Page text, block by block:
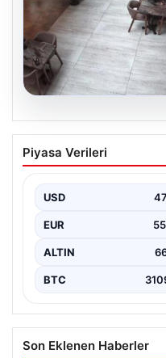
Garson Robot
Çalışma Stresi
Amasya'da faaliyet
gündeme…
Piyasa Verileri
USD
EUR
ALTIN
BTC
Son Eklenen Haberler